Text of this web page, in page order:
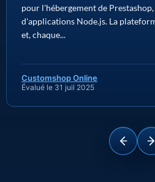
pour l'hébergement de
d'applications Node.js. La
et, chaque...
Customshop Online
Évalué le 31 juil 2025